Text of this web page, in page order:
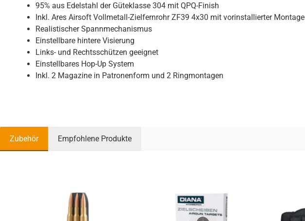
95% aus Edelstahl der Güteklasse 304 mit QPQ-Finish
Inkl. Ares Airsoft Vollmetall-Zielfernrohr ZF39 4x30 mit vorinstallierter Montage
Realistischer Spannmechanismus
Einstellbare hintere Visierung
Links- und Rechtsschützen geeignet
Einstellbares Hop-Up System
Inkl. 2 Magazine in Patronenform und 2 Ringmontagen
Zubehör Empfohlene Produkte